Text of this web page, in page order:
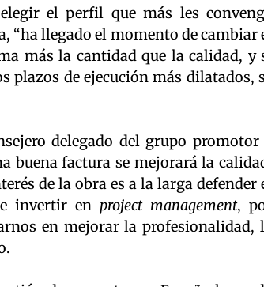
el perfil que más les
“ha llegado el momento de cambiar
más la cantidad que la calidad, y
plazos de ejecución más dilatados,
delegado del grupo promotor
buena factura se mejorará la
de la obra es a la larga defender
invertir en project management,
en mejorar la profesionalidad,